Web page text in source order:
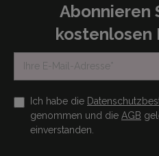
Abonnieren
Ich habe die
genommen und die AGB
einverstanden.